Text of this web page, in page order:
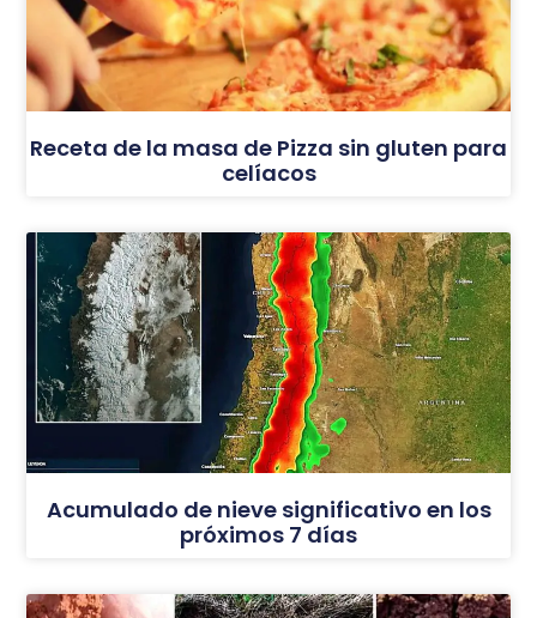
Receta de la masa de Pizza sin gluten para
celíacos
Acumulado de nieve significativo en los
próximos 7 días